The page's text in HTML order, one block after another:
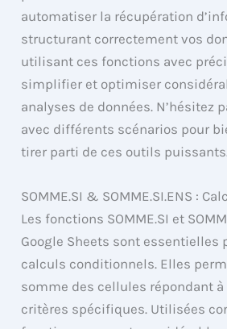
automatiser la récupération
structurant correctement vos
utilisant ces fonctions avec
simplifier et optimiser
analyses de données. N’hésitez
avec différents scénarios pour
tirer parti de ces outils puissants.
SOMME.SI & SOMME.SI.ENS :
Les fonctions SOMME.SI et
Google Sheets sont essentielles
calculs conditionnels. Elles
somme des cellules répondant
critères spécifiques. Utilisées